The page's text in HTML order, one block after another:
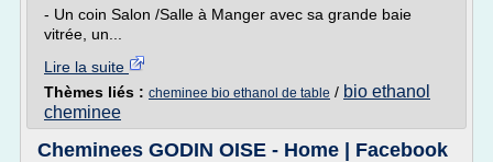
- Un coin Salon /Salle à Manger avec sa grande baie
vitrée, un...
Lire la suite
Thèmes liés : cheminee bio ethanol de table / bio ethanol
cheminee
Cheminees GODIN OISE - Home | Facebook